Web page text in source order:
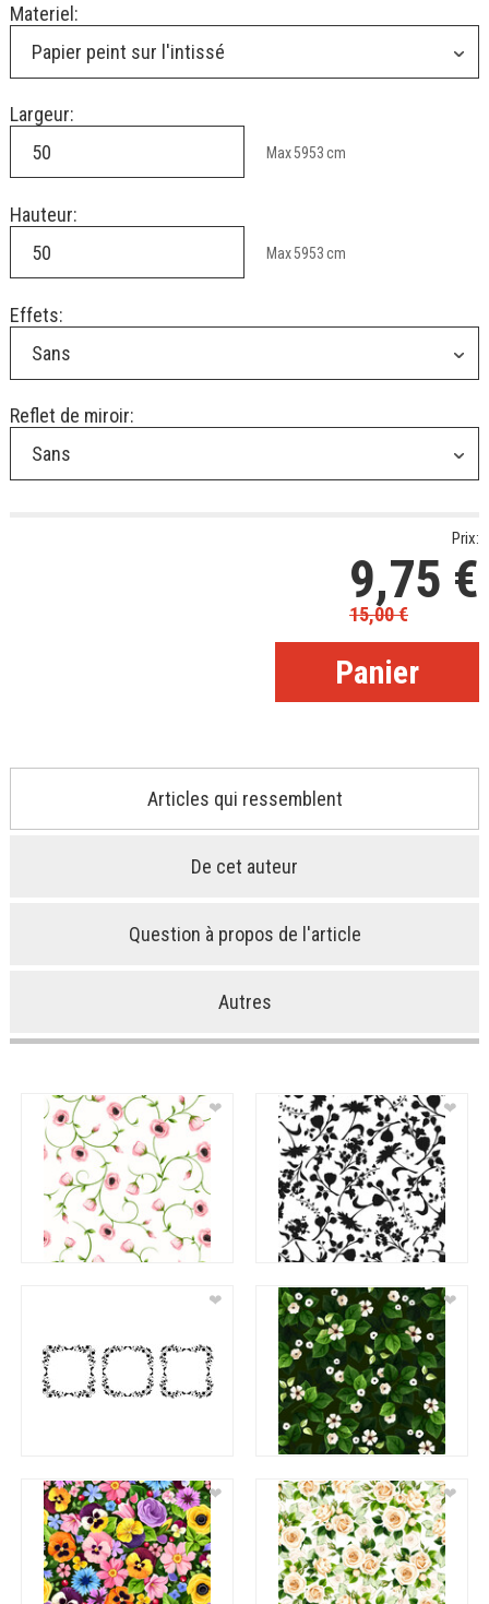
Materiel:
Papier peint sur l'intissé
Largeur:
Max5953cm
Hauteur:
Max5953cm
Effets:
Sans
Reflet de miroir:
Sans
Prix:
9,75 €
15,00€
Articles qui ressemblent
De cet auteur
Question à propos de l'article
Autres
❤ ❤
❤ ❤
❤ ❤